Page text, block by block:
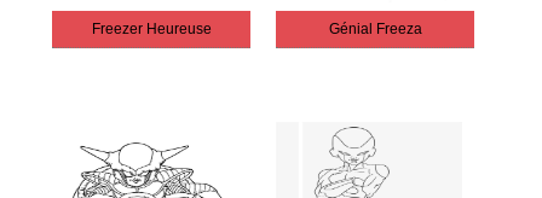
Freezer Heureuse Génial Freeza